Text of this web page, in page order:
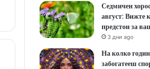
Седмичен
август: Вижте
предстои за
3 дни ago
На колко
забогатееш